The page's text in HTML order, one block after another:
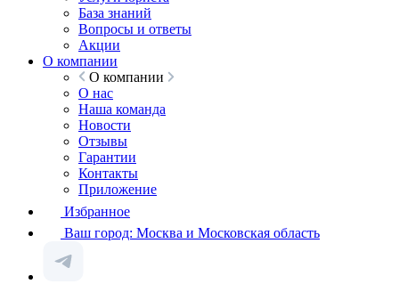
База знаний
Вопросы и ответы
Акции
О компании
О компании
О нас
Наша команда
Новости
Отзывы
Гарантии
Контакты
Приложение
Избранное
Ваш город: Москва и Московская область